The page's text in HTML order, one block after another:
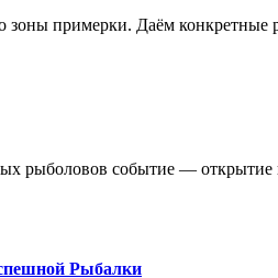
зоны примерки. Даём конкретные
рыболовов событие —
Рыбалки